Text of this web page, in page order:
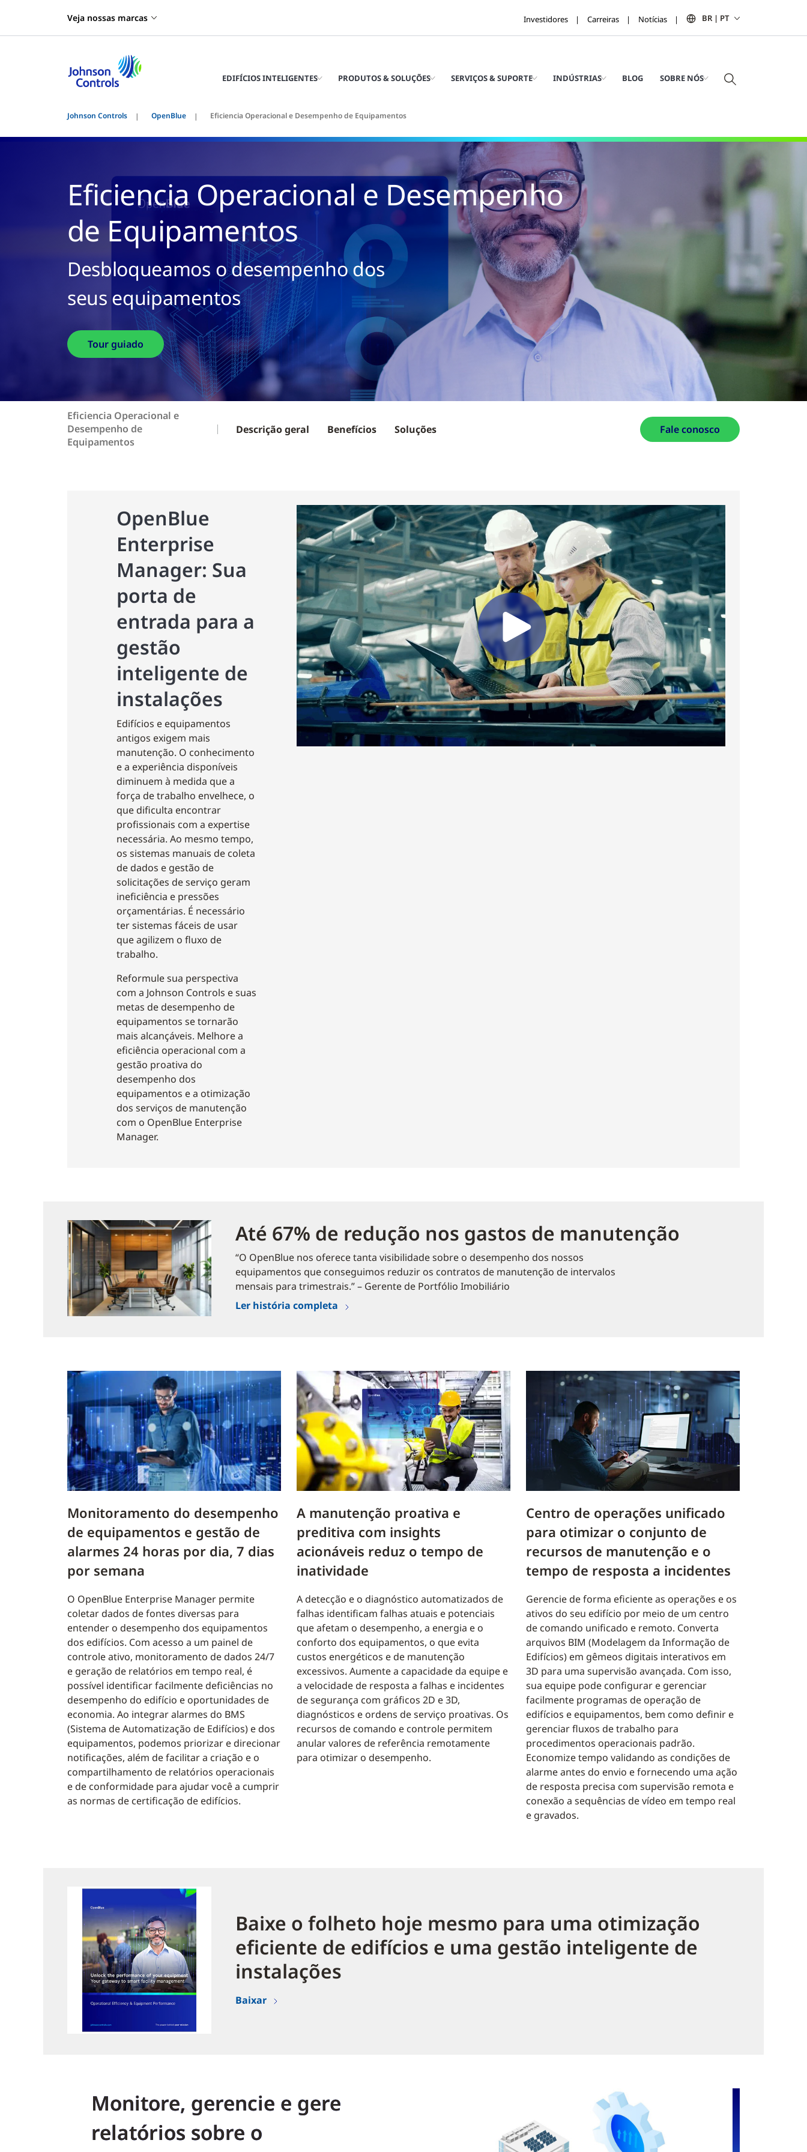
Veja nossas marcas Investidores Carreiras Notícias BR | PT
EDIFÍCIOS INTELIGENTES PRODUTOS & SOLUÇÕES SERVIÇOS & SUPORTE INDÚSTRIAS BLOG SOBRE NÓS
Johnson Controls OpenBlue Eficiencia Operacional e Desempenho de Equipamentos
Eficiencia Operacional e Desempenho
de Equipamentos
Desbloqueamos o desempenho dos
seus equipamentos
Tour guiado
Eficiencia Operacional e
Desempenho de
Equipamentos
Descrição geral Benefícios Soluções Fale conosco
OpenBlue
Enterprise
Manager: Sua
porta de
entrada para a
gestão
inteligente de
instalações
Edifícios e equipamentos
antigos exigem mais
manutenção. O conhecimento
e a experiência disponíveis
diminuem à medida que a
força de trabalho envelhece, o
que dificulta encontrar
profissionais com a expertise
necessária. Ao mesmo tempo,
os sistemas manuais de coleta
de dados e gestão de
solicitações de serviço geram
ineficiência e pressões
orçamentárias. É necessário
ter sistemas fáceis de usar
que agilizem o fluxo de
trabalho.
Reformule sua perspectiva
com a Johnson Controls e suas
metas de desempenho de
equipamentos se tornarão
mais alcançáveis. Melhore a
eficiência operacional com a
gestão proativa do
desempenho dos
equipamentos e a otimização
dos serviços de manutenção
com o OpenBlue Enterprise
Manager.
Até 67% de redução nos gastos de manutenção
“O OpenBlue nos oferece tanta visibilidade sobre o desempenho dos nossos
equipamentos que conseguimos reduzir os contratos de manutenção de intervalos
mensais para trimestrais.” – Gerente de Portfólio Imobiliário
Ler história completa
Monitoramento do desempenho
de equipamentos e gestão de
alarmes 24 horas por dia, 7 dias
por semana
O OpenBlue Enterprise Manager permite
coletar dados de fontes diversas para
entender o desempenho dos equipamentos
dos edifícios. Com acesso a um painel de
controle ativo, monitoramento de dados 24/7
e geração de relatórios em tempo real, é
possível identificar facilmente deficiências no
desempenho do edifício e oportunidades de
economia. Ao integrar alarmes do BMS
(Sistema de Automatização de Edifícios) e dos
equipamentos, podemos priorizar e direcionar
notificações, além de facilitar a criação e o
compartilhamento de relatórios operacionais
e de conformidade para ajudar você a cumprir
as normas de certificação de edifícios.
A manutenção proativa e
preditiva com insights
acionáveis reduz o tempo de
inatividade
A detecção e o diagnóstico automatizados de
falhas identificam falhas atuais e potenciais
que afetam o desempenho, a energia e o
conforto dos equipamentos, o que evita
custos energéticos e de manutenção
excessivos. Aumente a capacidade da equipe e
a velocidade de resposta a falhas e incidentes
de segurança com gráficos 2D e 3D,
diagnósticos e ordens de serviço proativas. Os
recursos de comando e controle permitem
anular valores de referência remotamente
para otimizar o desempenho.
Centro de operações unificado
para otimizar o conjunto de
recursos de manutenção e o
tempo de resposta a incidentes
Gerencie de forma eficiente as operações e os
ativos do seu edifício por meio de um centro
de comando unificado e remoto. Converta
arquivos BIM (Modelagem da Informação de
Edifícios) em gêmeos digitais interativos em
3D para uma supervisão avançada. Com isso,
sua equipe pode configurar e gerenciar
facilmente programas de operação de
edifícios e equipamentos, bem como definir e
gerenciar fluxos de trabalho para
procedimentos operacionais padrão.
Economize tempo validando as condições de
alarme antes do envio e fornecendo uma ação
de resposta precisa com supervisão remota e
conexão a sequências de vídeo em tempo real
e gravados.
Baixe o folheto hoje mesmo para uma otimização
eficiente de edifícios e uma gestão inteligente de
instalações
Baixar
Monitore, gerencie e gere
relatórios sobre o